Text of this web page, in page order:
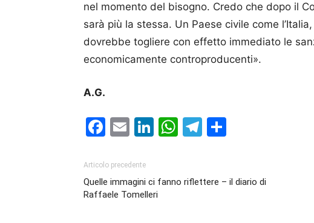
nel momento del bisogno. Credo che dopo il
sarà più la stessa. Un Paese civile come
dovrebbe togliere con effetto immediato le
economicamente controproducenti».
A.G.
Facebook
EmailLinkedIn
WhatsApp
Telegram
Articolo precedente
Quelle immagini ci fanno riflettere – il diario di
Raffaele Tomelleri